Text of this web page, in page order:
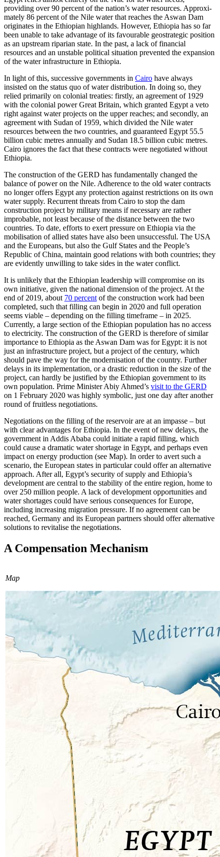
providing over 90 percent of the nation’s water resources. Approxi­
mately 86 percent of the Nile water that reaches the Aswan Dam
originates in the Ethiopian highlands. However, Ethiopia has so far
been unable to take advantage of its favourable geostrategic position
as an up­stream riparian state. In the past, a lack of financial
resources and an unstable politi­cal situation prevented the expansion
of the water infrastructure in Ethiopia.
In light of this, successive governments in Cairo have always
insisted on the status quo of water distribution. In doing so, they
relied primarily on colonial treaties: firstly, an agreement of 1929
with the colonial power Great Britain, which granted Egypt a veto
right against water projects on the upper reaches; and secondly, an
agreement with Sudan of 1959, which divided the Nile water
resources between the two countries, and guaranteed Egypt 55.5
billion cubic metres annually and Sudan 18.5 billion cubic metres.
Cairo ignores the fact that these contracts were negotiated without
Ethiopia.
The construction of the GERD has fundamentally changed the
balance of power on the Nile. Adherence to the old water contracts
no longer offers Egypt any pro­tec­tion against restrictions on its own
water supply. Recurrent threats from Cairo to stop the dam
construction project by military means if necessary are rather
improbable, not least because of the distance between the two
countries. To date, efforts to exert pressure on Ethiopia via the
mobilisation of allied states have also been unsuccessful. The USA
and the Europeans, but also the Gulf States and the People’s
Republic of China, maintain good relations with both countries; they
are evidently unwilling to take sides in the water conflict.
It is unlikely that the Ethiopian leadership will compromise on its
own initiative, given the national dimension of the project. At the
end of 2019, about 70 percent of the construction work had been
completed, such that filling can begin in 2020 and full operation
seems viable – depending on the filling timeframe – in 2025.
Currently, a large section of the Ethiopian population has no access
to electricity. The construc­tion of the GERD is therefore of similar
importance to Ethiopia as the Aswan Dam was for Egypt: it is not
just an infrastructure project, but a project of the century, which
should pave the way for the mod­erni­sation of the country. Further
delays in its implementation, or a drastic reduction in the size of the
project, can hardly be jus­ti­fied by the Ethiopian government to its
own population. Prime Minister Abiy Ahmed’s visit to the GERD
on 1 February 2020 was highly symbolic, just one day after another
round of fruitless negotiations.
Negotiations on the filling of the reser­voir are at an impasse – but
with clear advantages for Ethiopia. In the event of new delays, the
government in Addis Ababa could initiate a rapid filling, which
could cause a dramatic water shortage in Egypt, and perhaps even
impact on energy pro­­duction (see Map). In order to avert such a
scenario, the European states in particular could offer an alternative
approach. After all, Egypt’s security of supply and Ethiopia’s
development are central to the stability of the entire region, home to
over 250 million people. A lack of development opportuni­ties and
water shortages could have serious consequences for Europe,
including increas­ing migration pressure. If no agreement can be
reached, Germany and its European part­ners should offer alternative
solutions to revitalise the negotiations.
A Compensation Mechanism
Map